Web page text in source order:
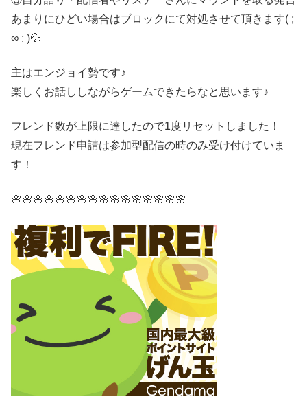
あまりにひどい場合はブロックにて対処させて頂きます( ;
∞ ; )💦
主はエンジョイ勢です♪
楽しくお話ししながらゲームできたらなと思います♪
フレンド数が上限に達したので1度リセットしました！
現在フレンド申請は参加型配信の時のみ受け付けていま
す！
🌸🌸🌸🌸🌸🌸🌸🌸🌸🌸🌸🌸🌸🌸🌸🌸